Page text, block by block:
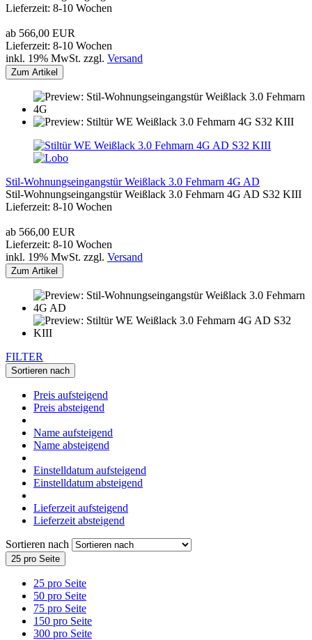
Lieferzeit: 8-10 Wochen
ab 566,00 EUR
Lieferzeit: 8-10 Wochen
inkl. 19% MwSt. zzgl. Versand
Zum Artikel
Stil-Wohnungseingangstür Weißlack 3.0 Fehmarn 4G AD
Stil-Wohnungseingangstür Weißlack 3.0 Fehmarn 4G AD S32 KIII
Lieferzeit: 8-10 Wochen
ab 566,00 EUR
Lieferzeit: 8-10 Wochen
inkl. 19% MwSt. zzgl. Versand
Zum Artikel
FILTER
Sortieren nach
Preis aufsteigend
Preis absteigend
Name aufsteigend
Name absteigend
Einstelldatum aufsteigend
Einstelldatum absteigend
Lieferzeit aufsteigend
Lieferzeit absteigend
Sortieren nach
25 pro Seite
25 pro Seite
50 pro Seite
75 pro Seite
150 pro Seite
300 pro Seite